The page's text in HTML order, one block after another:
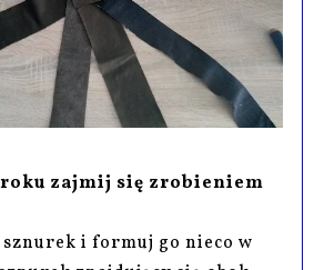
zajmij się zrobieniem
sznurek i formuj go nieco w